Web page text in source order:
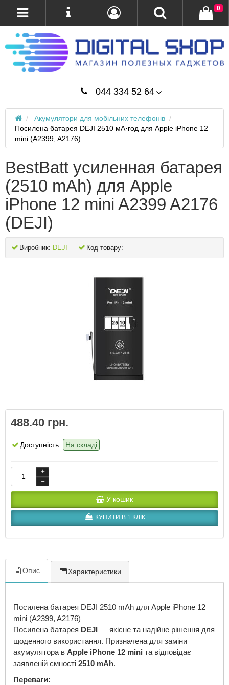
044 334 52 64
0
Акумулятори для мобільних телефонів
Посилена батарея DEJI 2510 мА·год для Apple iPhone 12
mini (A2399, A2176)
BestBatt усиленная батарея
(2510 mAh) для Apple
iPhone 12 mini A2399 A2176
(DEJI)
Виробник: DEJI Код товару:
488.40 грн.
Доступність: На складі
У кошик
КУПИТИ В 1 КЛІК
Опис Характеристики
Посилена батарея DEJI 2510 mAh для Apple iPhone 12
mini (A2399, A2176)
Посилена батарея DEJI — якісне та надійне рішення для
щоденного використання. Призначена для заміни
акумулятора в Apple iPhone 12 mini та відповідає
заявленій ємності 2510 mAh.
Переваги: